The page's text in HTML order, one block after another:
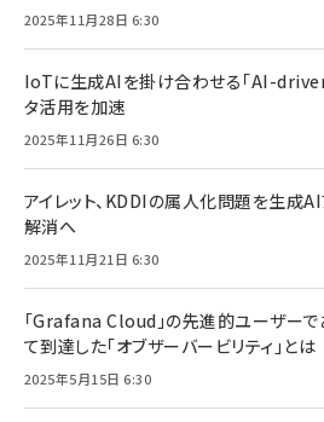
2025年11月28日 6:30
IoTに生成AIを掛け合わせる「AI-
タ活用を加速
2025年11月26日 6:30
アイレット、KDDIの属人化問題を生成
解消へ
2025年11月21日 6:30
「Grafana Cloud」の先進的ユーザー
て到達した「オブザーバービリティ」とは
2025年5月15日 6:30